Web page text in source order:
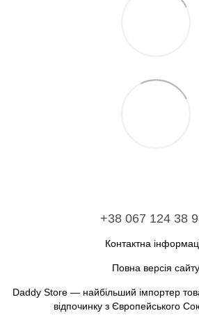
+38 067 124 38
Контактна
Повна версія сайту
Daddy Store — найбільший імпортер
відпочинку з Європейського